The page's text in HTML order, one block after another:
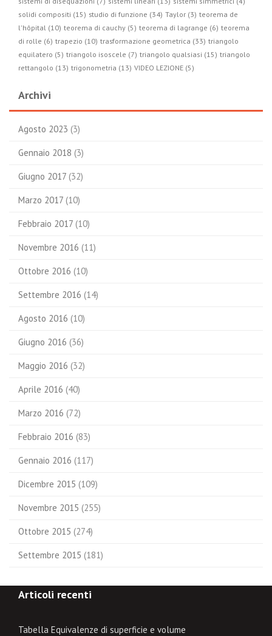
solidi compositi (15) studio di funzione (34) Taylor (3) teorema de
l'hôpital (10) teorema di cauchy (5) teorema di lagrange (6) teorema
di rolle (6) trapezio (10) trasformazione geometrica (33) triangolo
equilatero (5) triangolo isoscele (7) triangolo qualsiasi (15) triangolo
rettangolo (13) trigonometria (13) VIDEO LEZIONE (5)
Archivi
Agosto 2023 (3)
Gennaio 2018 (3)
Giugno 2017 (32)
Marzo 2017 (10)
Febbraio 2017 (10)
Novembre 2016 (11)
Ottobre 2016 (10)
Settembre 2016 (14)
Agosto 2016 (10)
Giugno 2016 (36)
Maggio 2016 (32)
Aprile 2016 (40)
Marzo 2016 (72)
Febbraio 2016 (83)
Gennaio 2016 (117)
Dicembre 2015 (109)
Novembre 2015 (255)
Ottobre 2015 (274)
Settembre 2015 (181)
Articoli recenti
Tabella Equivalenze di superficie e volume